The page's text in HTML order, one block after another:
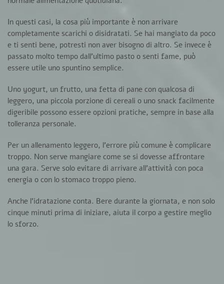
In questi casi, la cosa più importante è non arrivare
completamente scarichi o disidratati. Se hai mangiato da poco
e ti senti bene, potresti non aver bisogno di altro. Se invece è
passato molto tempo dall’ultimo pasto o senti fame, può
essere utile uno spuntino semplice.
Uno yogurt, un frutto, una fetta di pane con qualcosa di
leggero, una piccola porzione di cereali o uno snack facilmente
digeribile possono essere opzioni pratiche, sempre in base alla
tolleranza personale.
Per un allenamento leggero, l’errore più comune è complicare
troppo. Non serve mangiare come se si dovesse affrontare
una gara. Serve solo evitare di arrivare all’attività con poca
energia o con lo stomaco troppo pieno.
Anche l’idratazione conta. Bere durante la giornata, e non solo
cinque minuti prima di iniziare, aiuta il corpo a gestire meglio
lo sforzo.